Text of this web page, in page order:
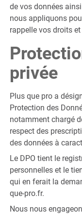
de vos données
nous appliquons
rappelle vos droits
privée
Plus que pro a
Protection des
notamment chargé
respect des
des données à
Le DPO tient le
personnelles et le
qui en ferait la
que-pro.fr.
Nous nous